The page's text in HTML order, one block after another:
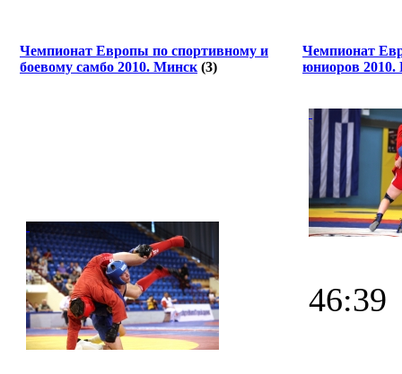
Чемпионат Европы по спортивному и
боевому самбо 2010. Минск (3)
Чемпионат
юниоров 2010.
46:39